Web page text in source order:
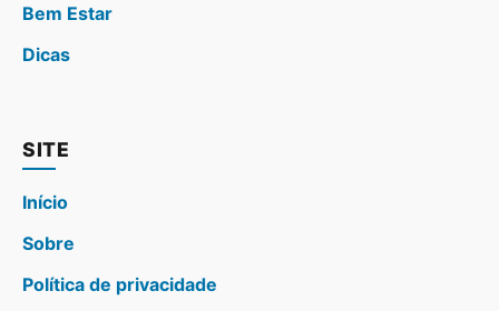
Bem Estar
Dicas
SITE
Início
Sobre
Política de privacidade